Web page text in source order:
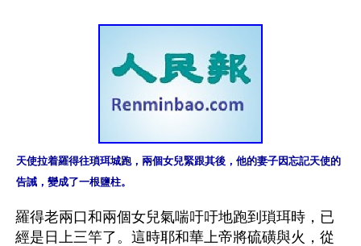
天使拉着羅得往瑣珥城跑，兩個女兒緊跟其後，他的妻子因忘記天使的
告誡，變成了一根鹽柱。
羅得老兩口和兩個女兒氣喘吁吁地跑到瑣珥時，已
經是日上三竿了。這時耶和華上帝將硫磺與火，從